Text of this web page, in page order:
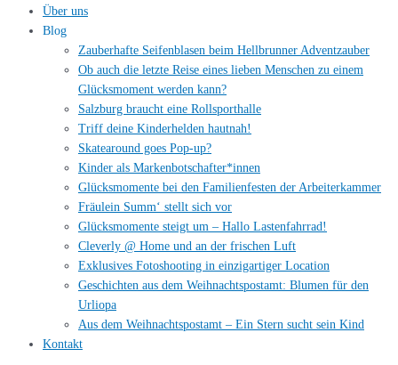
Über uns
Blog
Zauberhafte Seifenblasen beim Hellbrunner Adventzauber
Ob auch die letzte Reise eines lieben Menschen zu einem
Glücksmoment werden kann?
Salzburg braucht eine Rollsporthalle
Triff deine Kinderhelden hautnah!
Skatearound goes Pop-up?
Kinder als Markenbotschafter*innen
Glücksmomente bei den Familienfesten der Arbeiterkammer
Fräulein Summ‘ stellt sich vor
Glücksmomente steigt um – Hallo Lastenfahrrad!
Cleverly @ Home und an der frischen Luft
Exklusives Fotoshooting in einzigartiger Location
Geschichten aus dem Weihnachtspostamt: Blumen für den
Urliopa
Aus dem Weihnachtspostamt – Ein Stern sucht sein Kind
Kontakt